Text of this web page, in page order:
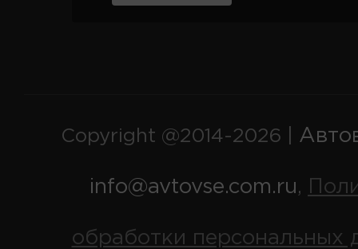
Copyright @2014-2026 |
info@avtovse.com.ru,
обработки персональных